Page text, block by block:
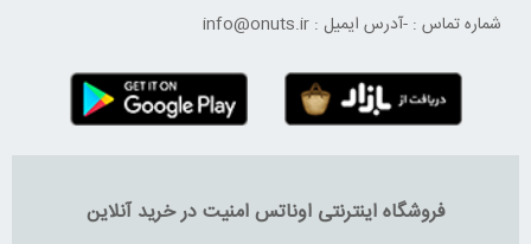
شماره تماس : -آدرس ایمیل : info@onuts.ir
فروشگاه اینترنتی اوناتس امنیت در خرید آنلاین